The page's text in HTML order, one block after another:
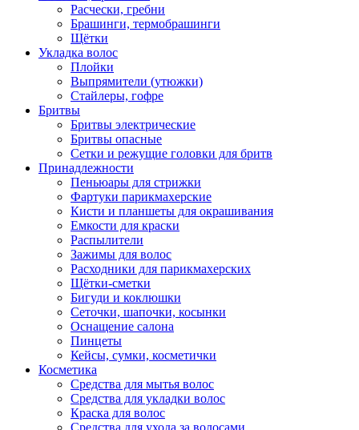
Расчески, гребни
Брашинги, термобрашинги
Щётки
Укладка волос
Плойки
Выпрямители (утюжки)
Стайлеры, гофре
Бритвы
Бритвы электрические
Бритвы опасные
Сетки и режущие головки для бритв
Принадлежности
Пеньюары для стрижки
Фартуки парикмахерские
Кисти и планшеты для окрашивания
Емкости для краски
Распылители
Зажимы для волос
Расходники для парикмахерских
Щётки-сметки
Бигуди и коклюшки
Сеточки, шапочки, косынки
Оснащение салона
Пинцеты
Кейсы, сумки, косметички
Косметика
Средства для мытья волос
Средства для укладки волос
Краска для волос
Средства для ухода за волосами